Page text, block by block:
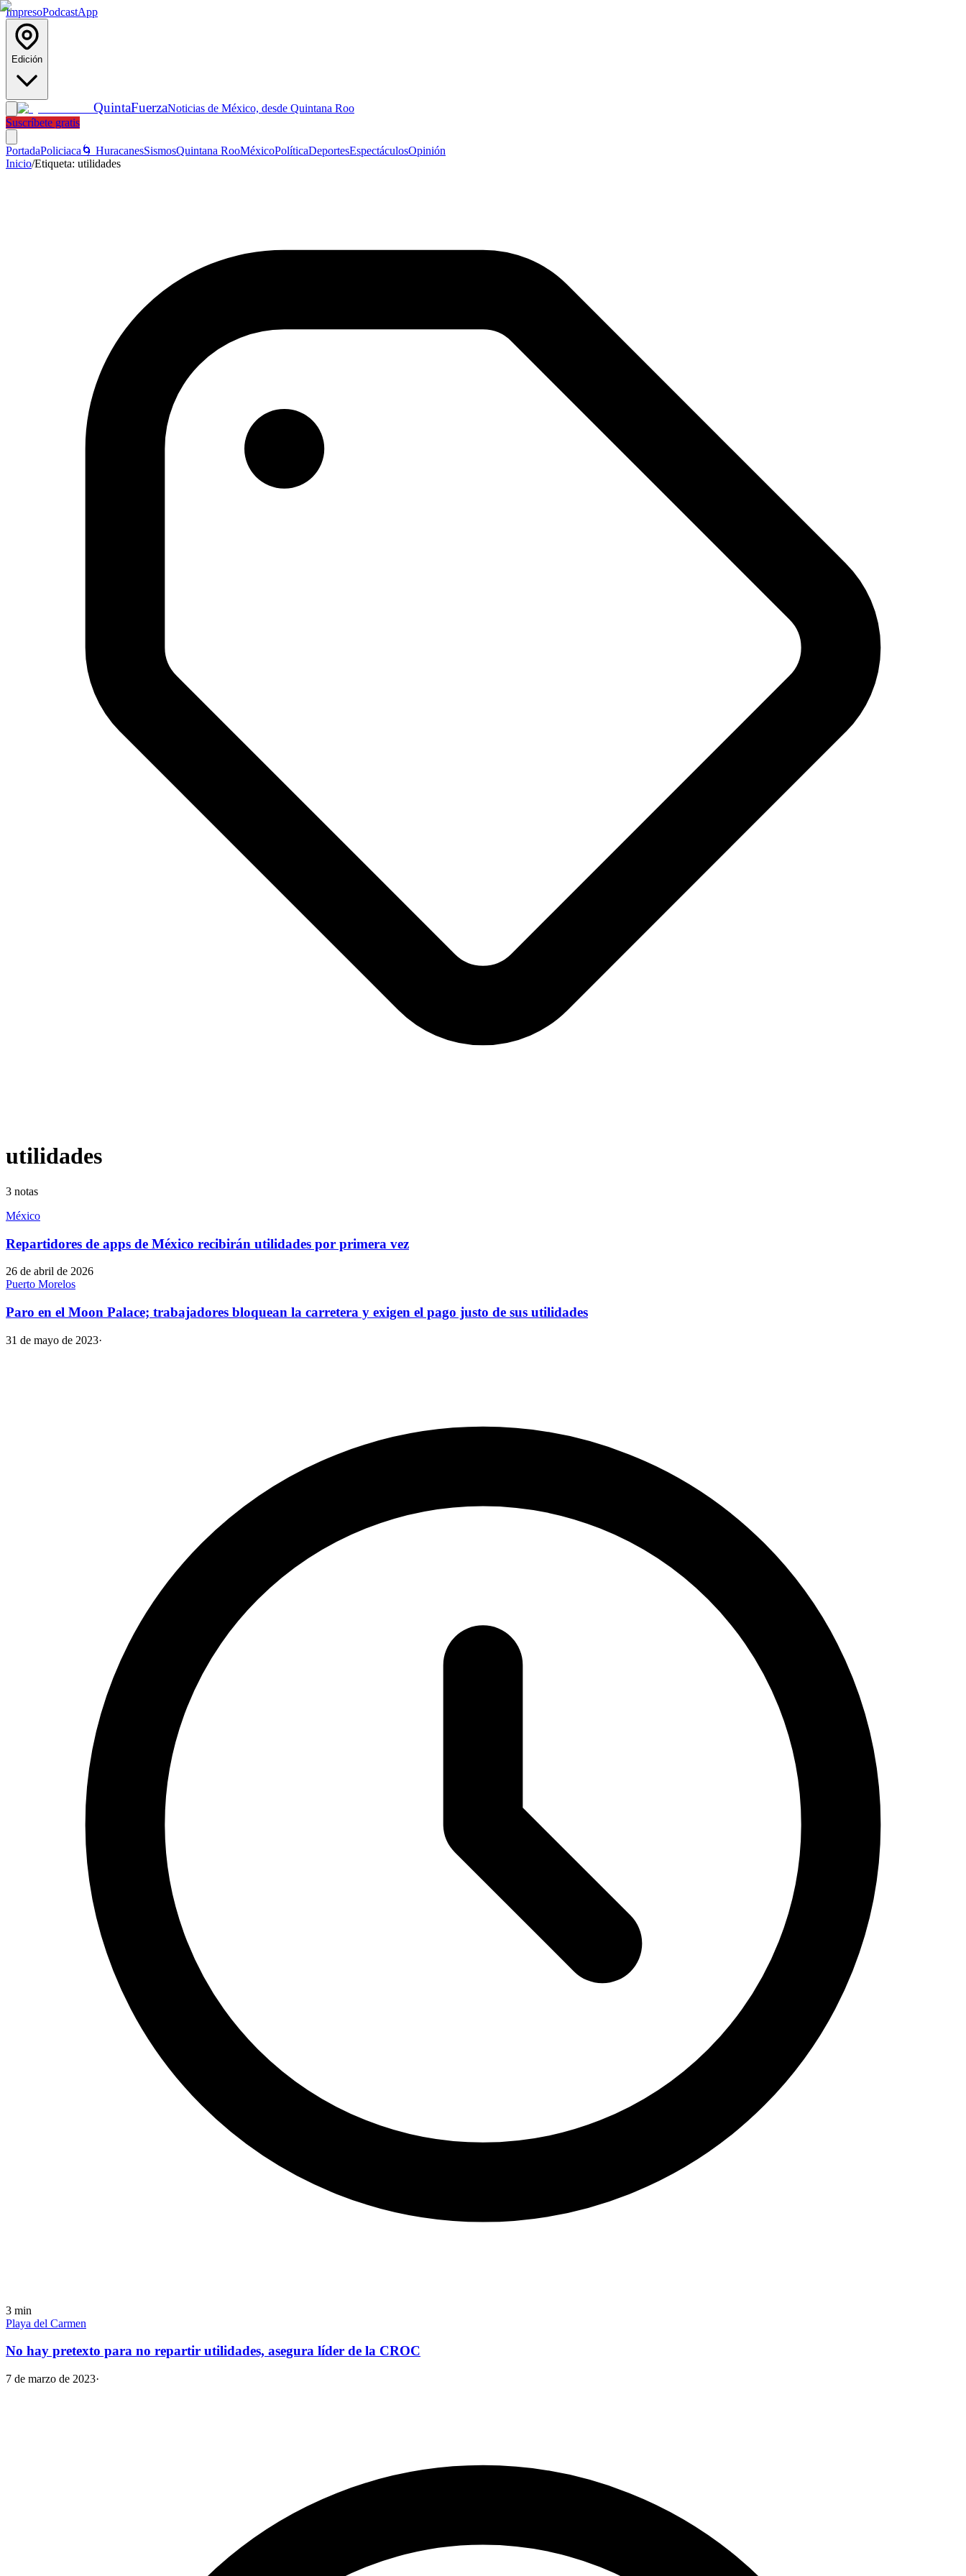
ImpresoPodcastApp
Edición
QuintaFuerzaNoticias de México, desde Quintana Roo
Suscríbete gratis
PortadaPoliciaca 🌀 HuracanesSismosQuintana RooMéxicoPolíticaDeportesEspectáculosOpinión
Inicio/Etiqueta: utilidades
utilidades
3 notas
México
Repartidores de apps de México recibirán utilidades por primera vez
26 de abril de 2026
Puerto Morelos
Paro en el Moon Palace; trabajadores bloquean la carretera y exigen el pago justo de sus utilidades
31 de mayo de 2023·
3 min
Playa del Carmen
No hay pretexto para no repartir utilidades, asegura líder de la CROC
7 de marzo de 2023·